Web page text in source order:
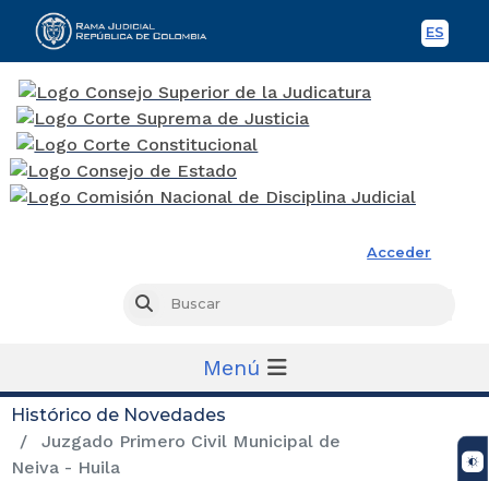
ES
Acceder
Buscar
Menú
Histórico de Novedades
Juzgado Primero Civil Municipal de
Neiva - Huila